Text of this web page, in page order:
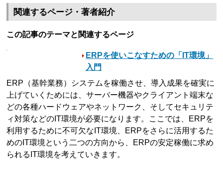
関連するページ・著者紹介
この記事のテーマと関連するページ
ERPを使いこなすための「IT環境」
入門
ERP（基幹業務）システムを稼働させ、導入成果を確実に
上げていくためには、サーバー機器やクライアント端末な
どの各種ハードウェアやネットワーク、そしてセキュリテ
ィ対策などのIT環境が必要になります。ここでは、ERPを
利用するために不可欠なIT環境、ERPをさらに活用するた
めのIT環境という二つの方向から、ERPの安定稼働に求め
られるIT環境を考えていきます。